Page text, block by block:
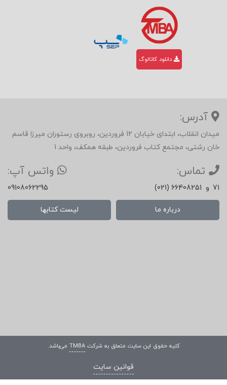
دانلود کاتالوگ
آدرس:
میدان انقلاب، ابتدای خیابان 12 فروردین، روبروی رستوران میرزا قاسم
خان رشتی، مجتمع کتاب فروردین، طبقه همکف، واحد 1
تماس:
(021) 66408251 و 71
واتس آپ:
09108062295
درباره ما لیست کتابها
کلیه حقوق این سایت متعلق به شرکتTMBA می‌باشد.
قوانین سایت